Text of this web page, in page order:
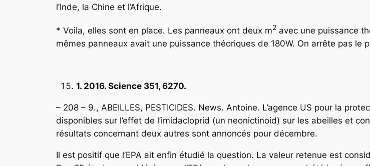
l’Inde, la Chine et l’Afrique.
* Voila, elles sont en place. Les panneaux ont deux m2 avec une puissance
mêmes panneaux avait une puissance théoriques de 180W. On arrête pas le
1. 2016. Science 351, 6270.
– 208 – 9., ABEILLES, PESTICIDES. News. Antoine. L’agence US pour la
disponibles sur l’effet de l’imidacloprid (un neonictinoid) sur les abeilles et
résultats concernant deux autres sont annoncés pour décembre.
Il est positif que l’EPA ait enfin étudié la question. La valeur retenue est